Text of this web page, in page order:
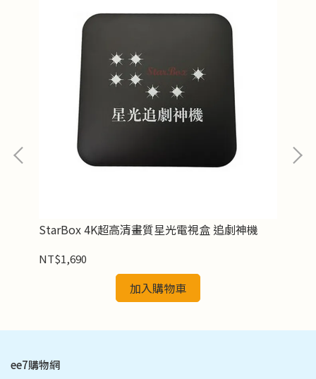
StarBox 4K超高清畫質星光電視盒 追劇神機
NT$1,690
加入購物車
ee7購物網